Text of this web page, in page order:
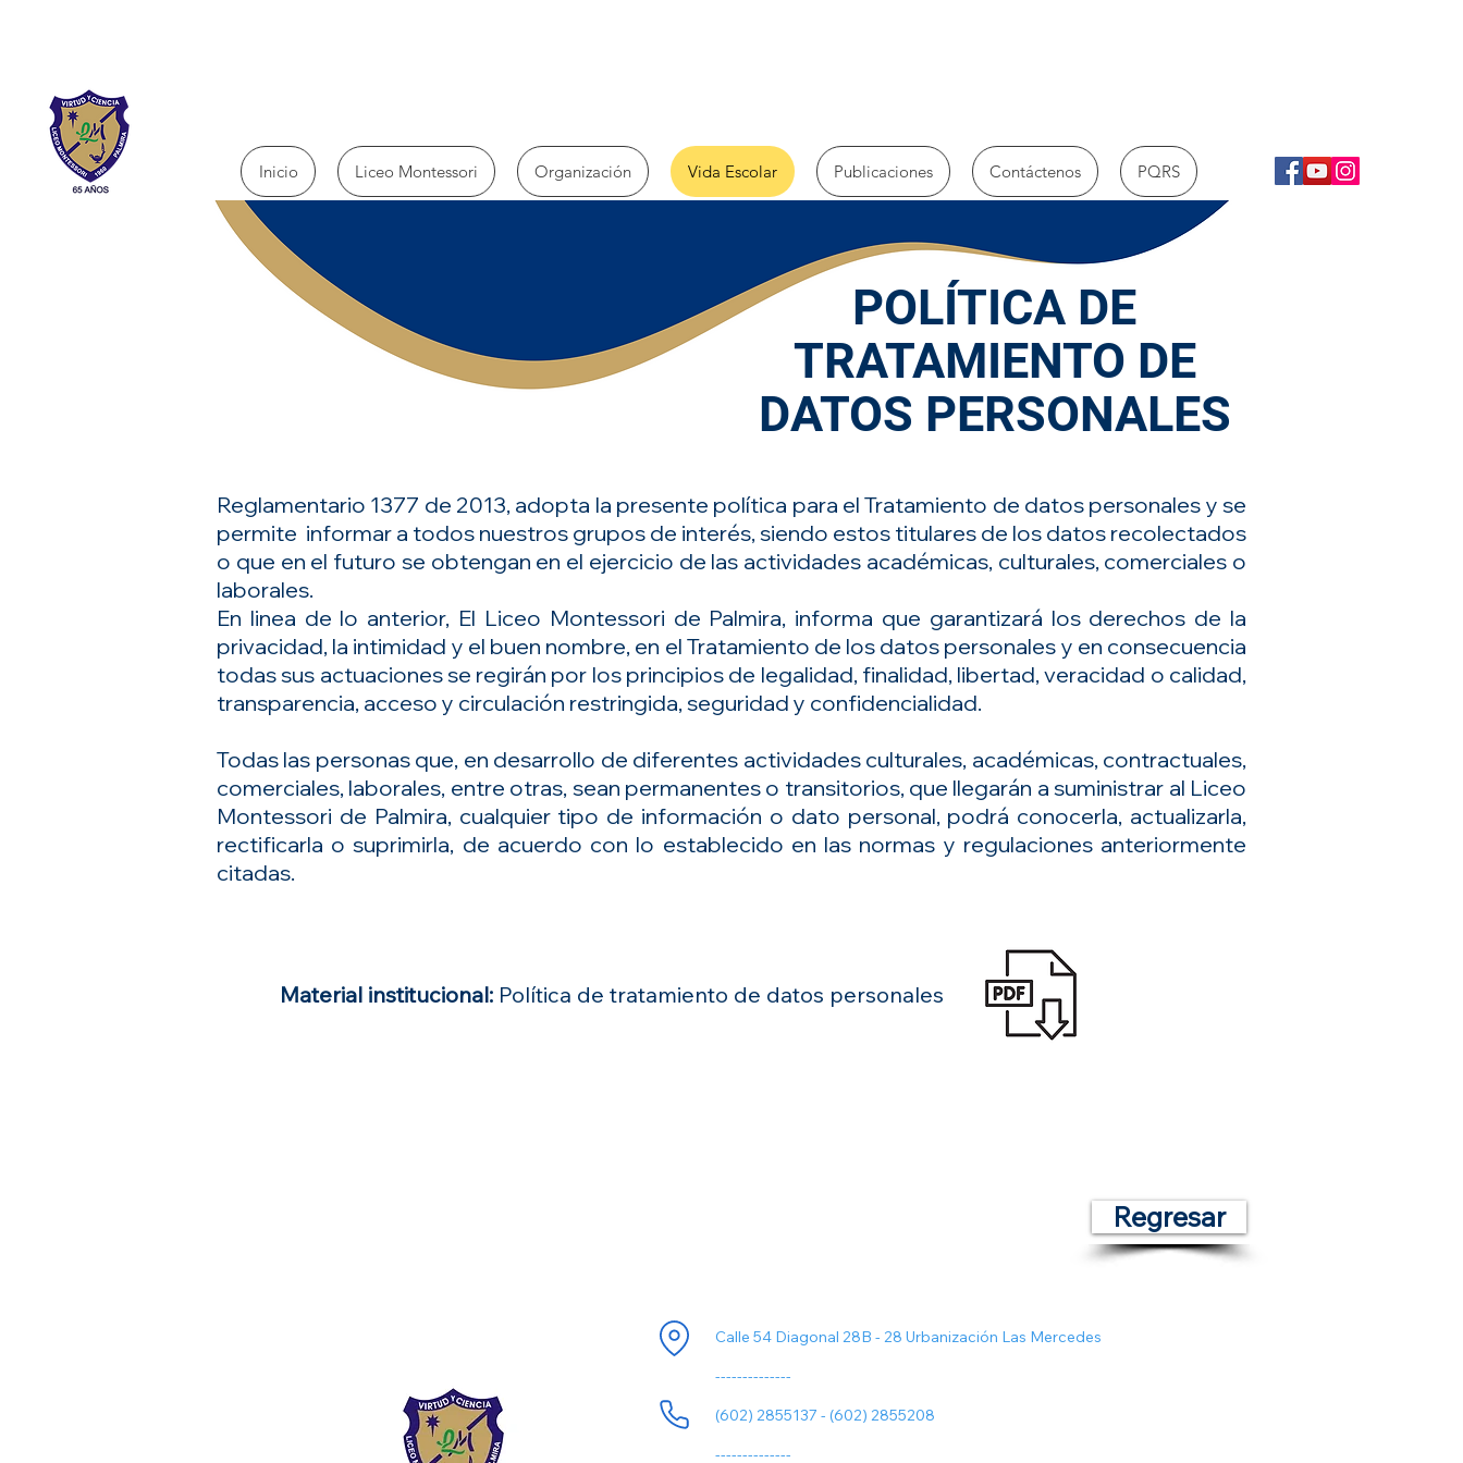
Inicio Liceo Montessori Organización Vida Escolar Publicaciones Contáctenos PQRS
Reglamentario 1377 de 2013, adopta la presente política para el Tratamiento de datos personales y se
permite informar a todos nuestros grupos de interés, siendo estos titulares de los datos recolectados
o que en el futuro se obtengan en el ejercicio de las actividades académicas, culturales, comerciales o
laborales.
En linea de lo anterior, El Liceo Montessori de Palmira, informa que garantizará los derechos de la
privacidad, la intimidad y el buen nombre, en el Tratamiento de los datos personales y en consecuencia
todas sus actuaciones se regirán por los principios de legalidad, finalidad, libertad, veracidad o calidad,
transparencia, acceso y circulación restringida, seguridad y confidencialidad.
Todas las personas que, en desarrollo de diferentes actividades culturales, académicas, contractuales,
comerciales, laborales, entre otras, sean permanentes o transitorios, que llegarán a suministrar al Liceo
Montessori de Palmira, cualquier tipo de información o dato personal, podrá conocerla, actualizarla,
rectificarla o suprimirla, de acuerdo con lo establecido en las normas y regulaciones anteriormente
citadas.
POLÍTICA DE
TRATAMIENTO DE
DATOS PERSONALES
Material institucional: Política de tratamiento de datos personales
Regresar
Calle 54 Diagonal 28B - 28 Urbanización Las Mercedes
--------------
(602) 2855137 - (602) 2855208
--------------